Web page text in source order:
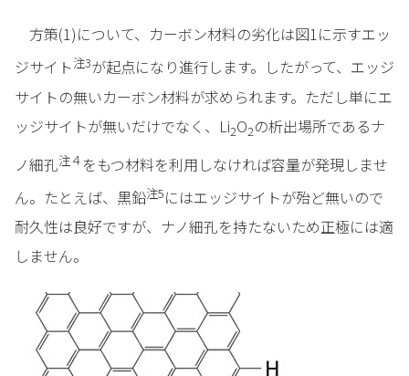
方策(1)について、カーボン材料の劣化は図1に示すエッ
ジサイト注3が起点になり進行します。したがって、エッジ
サイトの無いカーボン材料が求められます。ただし単にエ
ッジサイトが無いだけでなく、Li2O2の析出場所であるナ
ノ細孔注４ をもつ材料を利用しなければ容量が発現しませ
ん。たとえば、黒鉛注5にはエッジサイトが殆ど無いので
耐久性は良好ですが、ナノ細孔を持たないため正極には適
しません。